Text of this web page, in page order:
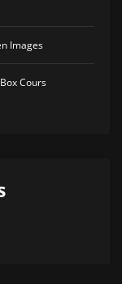
Images
Cours